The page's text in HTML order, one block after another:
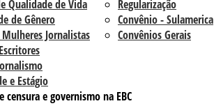
Qualidade de Vida
de Gênero
Jornalistas
e Estágio
Regularização
Convênio - Sulamerica
Convênios Gerais
e governismo na EBC